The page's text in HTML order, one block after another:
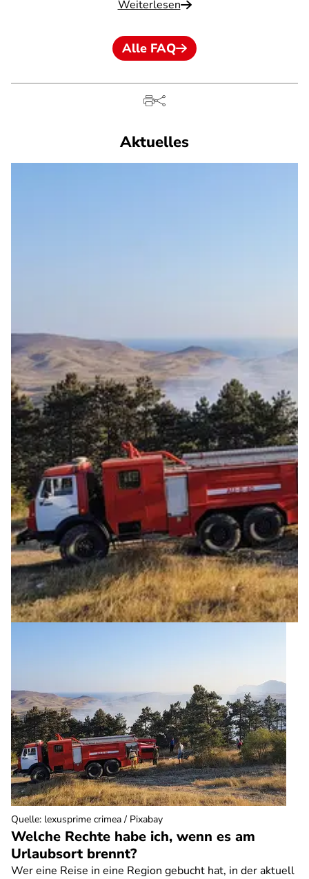
Weiterlesen
Alle FAQ
Aktuelles
Welche Rechte habe ich, wenn es am
Urlaubsort brennt?
Wer eine Reise in eine Region gebucht hat, in der aktuell
Quelle: lexusprime crimea / Pixabay